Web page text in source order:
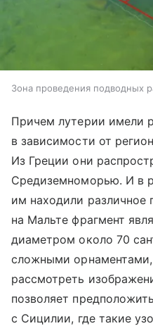
Зона проведения подводных
Причем лутерии имели
в зависимости от
Из Греции они
Средиземноморью. И в
им находили различное
на Мальте фрагмент
диаметром около 70
сложными
рассмотреть
позволяет
с Сицилии, где такие